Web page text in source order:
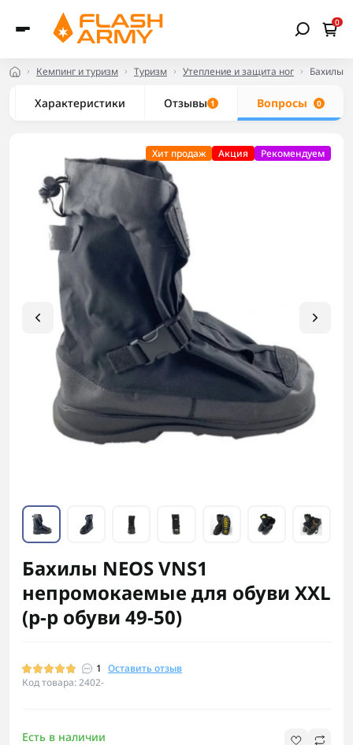
0
Кемпинг и туризм Туризм Утепление и защита ног Бахилы
Характеристики Отзывы 1 Вопросы 0
Хит продаж Акция Рекомендуем
Бахилы NEOS VNS1
непромокаемые для обуви XXL
(р-р обуви 49-50)
1 Оставить отзыв
Код товара: 2402-
Есть в наличии